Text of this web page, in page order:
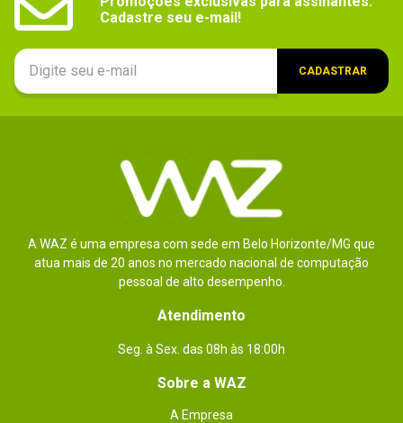
Cadastre seu e-mail!
CADASTRAR
A WAZ é uma empresa com sede em Belo Horizonte/MG que
atua mais de 20 anos no mercado nacional de computação
pessoal de alto desempenho.
Atendimento
Seg. à Sex. das 08h às 18:00h
Sobre a WAZ
A Empresa